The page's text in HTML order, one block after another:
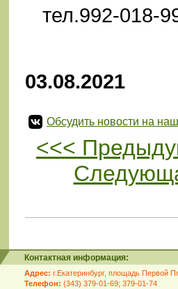
тел.992-018-
03.08.2021
Обсудить новости на
<<<
Контактная информация:
Адрес: г.Екатеринбург, площадь Первой
Телефон: (343) 379-01-69; 379-01-74